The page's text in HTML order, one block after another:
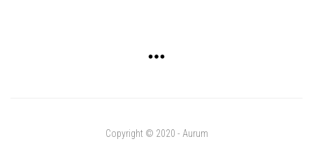
Copyright © 2020 - Aurum